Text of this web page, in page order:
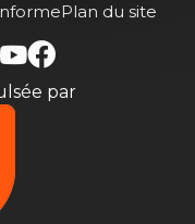
Plan du site
par